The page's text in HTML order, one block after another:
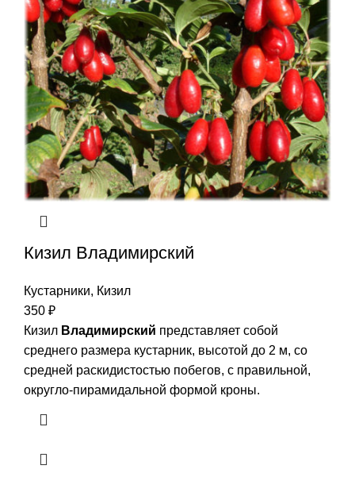
Кизил Владимирский
Кустарники, Кизил
350 ₽
Кизил Владимирский представляет собой
среднего размера кустарник, высотой до 2 м, со
средней раскидистостью побегов, с правильной,
округло-пирамидальной формой кроны.